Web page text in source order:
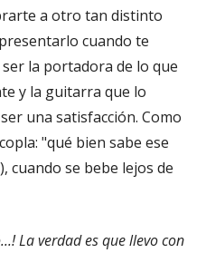
a otro tan distinto
cuando te
la portadora de lo que
y la guitarra que lo
una satisfacción. Como
"qué bien sabe ese
cuando se bebe lejos de
La verdad es que llevo con